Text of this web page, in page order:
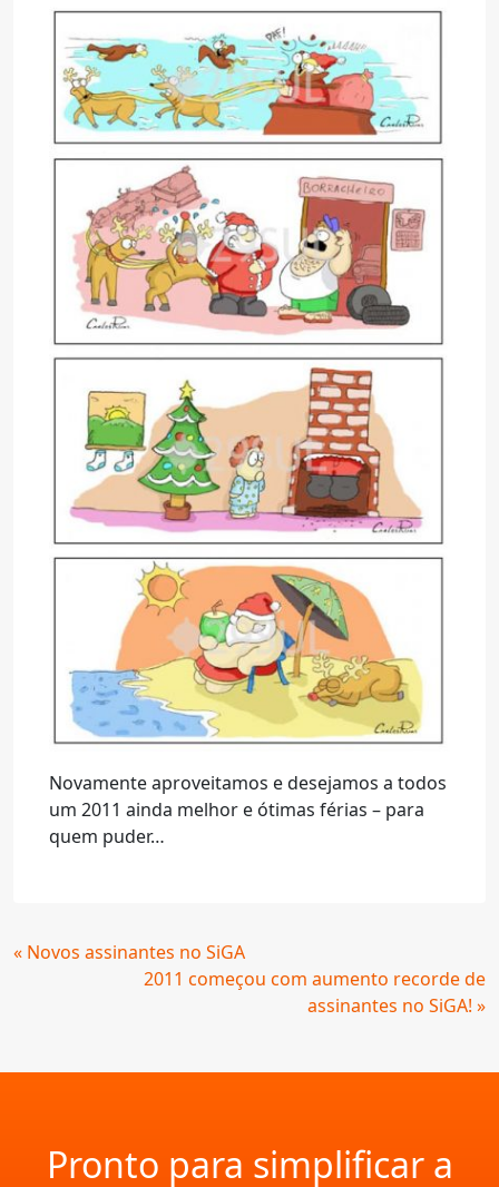
Novamente aproveitamos e desejamos a todos
um 2011 ainda melhor e ótimas férias – para
quem puder…
Continue
« Novos assinantes no SiGA
2011 começou com aumento recorde de
assinantes no SiGA! »
Pronto para simplificar a